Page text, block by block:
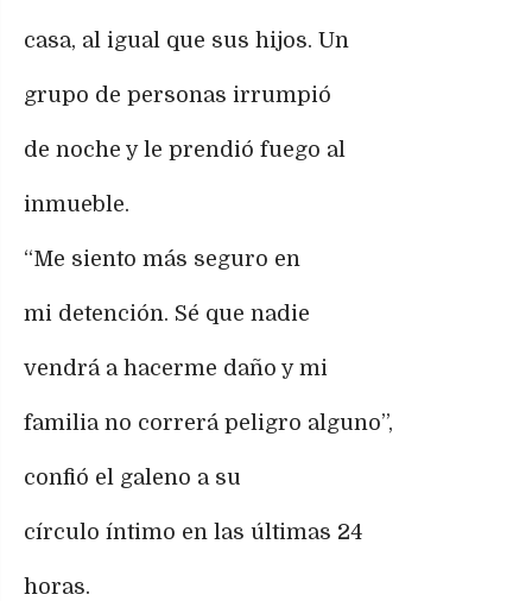
casa, al igual que sus hijos. Un
grupo de personas irrumpió
de noche y le prendió fuego al
inmueble.
“Me siento más seguro en
mi detención. Sé que nadie
vendrá a hacerme daño y mi
familia no correrá peligro alguno”,
confió el galeno a su
círculo íntimo en las últimas 24
horas.